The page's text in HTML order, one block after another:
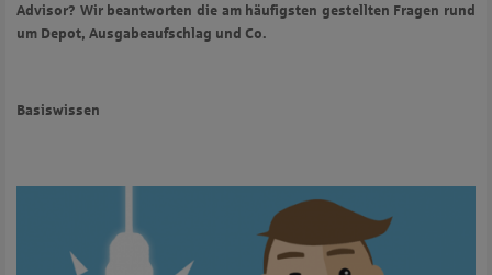
Advisor? Wir beantworten die am häufigsten gestellten Fragen rund
um Depot, Ausgabeaufschlag und Co.
Basiswissen